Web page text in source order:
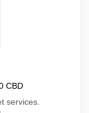
CBD
services.